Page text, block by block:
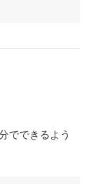
でできるよう